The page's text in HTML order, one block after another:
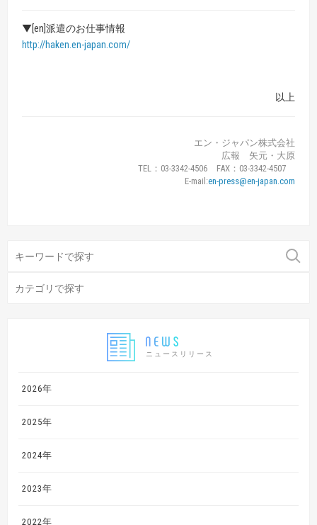
ニュースリリース
2026年
2025年
2024年
2023年
2022年
▼[en]派遣のお仕事情報
http://haken.en-japan.com/
以上
エン・ジャパン株式会社
広報 矢元・大原
TEL：03-3342-4506 FAX：03-3342-4507
E-mail:en-press@en-japan.com